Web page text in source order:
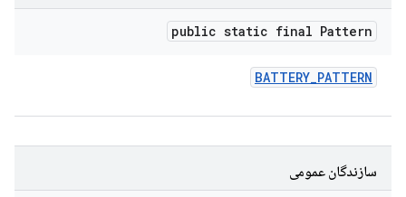
public static final Pattern
BATTERY_PATTERN
سازندگان عمومی